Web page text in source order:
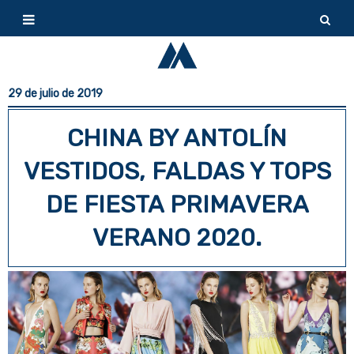
29 de julio de 2019
CHINA BY ANTOLÍN
VESTIDOS, FALDAS Y TOPS
DE FIESTA PRIMAVERA
VERANO 2020.